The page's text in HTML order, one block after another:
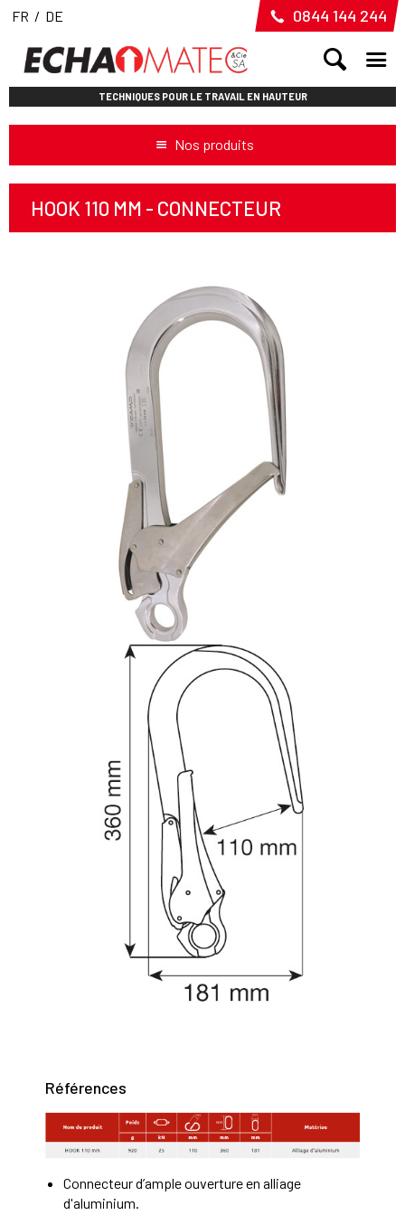
FR / DE 0844 144 244
TECHNIQUES POUR LE TRAVAIL EN HAUTEUR
Nos produits
HOOK 110 MM - CONNECTEUR
Références
Connecteur d’ample ouverture en alliage
d'aluminium.